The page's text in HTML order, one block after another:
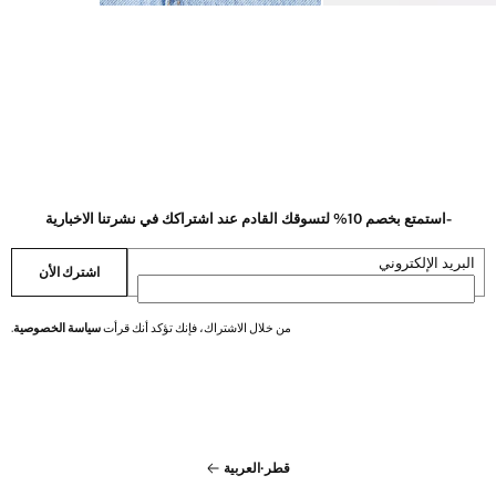
-استمتع بخصم 10% لتسوقك القادم عند اشتراكك في نشرتنا الاخبارية
البريد الإلكتروني اشترك الأن
من خلال الاشتراك، فإنك تؤكد أنك قرأتسياسة الخصوصية.
قطر ·العربية